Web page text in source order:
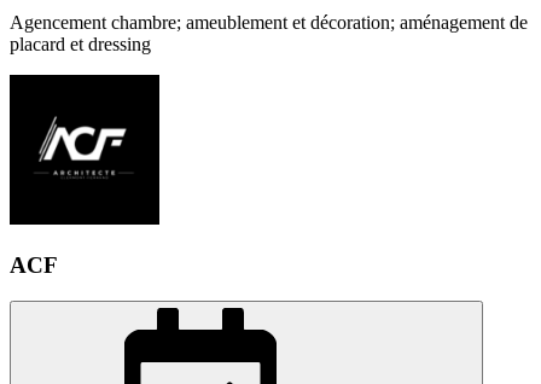
Agencement chambre; ameublement et décoration; aménagement de
placard et dressing
ACF